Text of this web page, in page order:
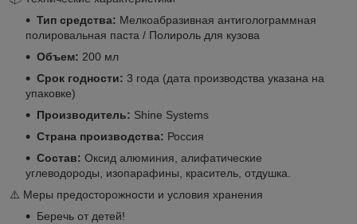
Тип средства: Мелкоабразивная антиголограммная
полировальная паста / Полироль для кузова
Объем: 200 мл
Срок годности: 3 года (дата производства указана на
упаковке)
Производитель: Shine Systems
Страна производства: Россия
Состав: Оксид алюминия, алифатические
углеводороды, изопарафины, краситель, отдушка.
⚠️ Меры предосторожности и условия хранения
Беречь от детей!